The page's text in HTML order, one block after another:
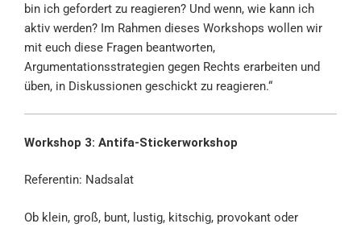
bin ich gefordert zu reagieren? Und wenn, wie kann ich
aktiv werden? Im Rahmen dieses Workshops wollen wir
mit euch diese Fragen beantworten,
Argumentationsstrategien gegen Rechts erarbeiten und
üben, in Diskussionen geschickt zu reagieren.“
Workshop 3: Antifa-Stickerworkshop
Referentin: Nadsalat
Ob klein, groß, bunt, lustig, kitschig, provokant oder